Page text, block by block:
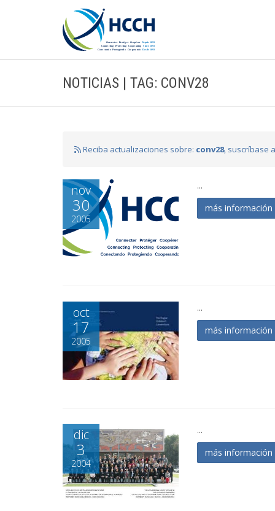
NOTICIAS | TAG: CONV28
Reciba actualizaciones sobre: conv28, suscríbase
nov
30
2005
...
más información
oct
17
2005
...
más información
dic
3
2004
...
más información